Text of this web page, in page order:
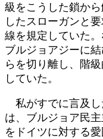
級をこうした鎖か
したスローガンと
線を規定していた
ブルジョアジーに
らを切り離し、階
していた。
私がすでに言及し
は、ブルジョア民
をドイツに対する